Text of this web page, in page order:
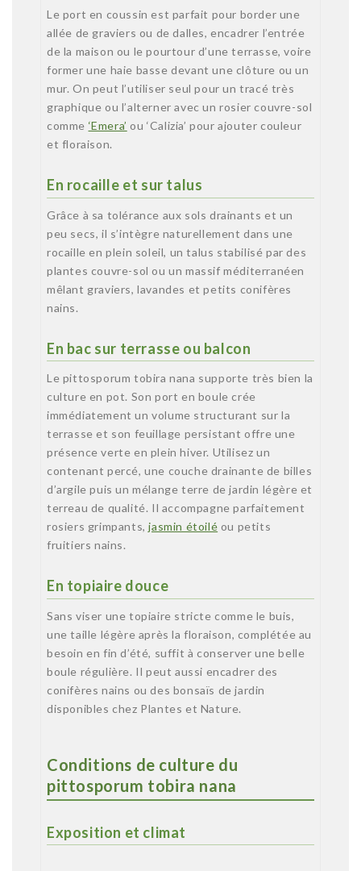
Le port en coussin est parfait pour border une
allée de graviers ou de dalles, encadrer l’entrée
de la maison ou le pourtour d’une terrasse, voire
former une haie basse devant une clôture ou un
mur. On peut l’utiliser seul pour un tracé très
graphique ou l’alterner avec un rosier couvre-sol
comme ‘Emera’ ou ‘Calizia’ pour ajouter couleur
et floraison.
En rocaille et sur talus
Grâce à sa tolérance aux sols drainants et un
peu secs, il s’intègre naturellement dans une
rocaille en plein soleil, un talus stabilisé par des
plantes couvre-sol ou un massif méditerranéen
mêlant graviers, lavandes et petits conifères
nains.
En bac sur terrasse ou balcon
Le pittosporum tobira nana supporte très bien la
culture en pot. Son port en boule crée
immédiatement un volume structurant sur la
terrasse et son feuillage persistant offre une
présence verte en plein hiver. Utilisez un
contenant percé, une couche drainante de billes
d’argile puis un mélange terre de jardin légère et
terreau de qualité. Il accompagne parfaitement
rosiers grimpants,jasmin étoilé ou petits
fruitiers nains.
En topiaire douce
Sans viser une topiaire stricte comme le buis,
une taille légère après la floraison, complétée au
besoin en fin d’été, suffit à conserver une belle
boule régulière. Il peut aussi encadrer des
conifères nains ou des bonsaïs de jardin
disponibles chez Plantes et Nature.
Conditions de culture du
pittosporum tobira nana
Exposition et climat